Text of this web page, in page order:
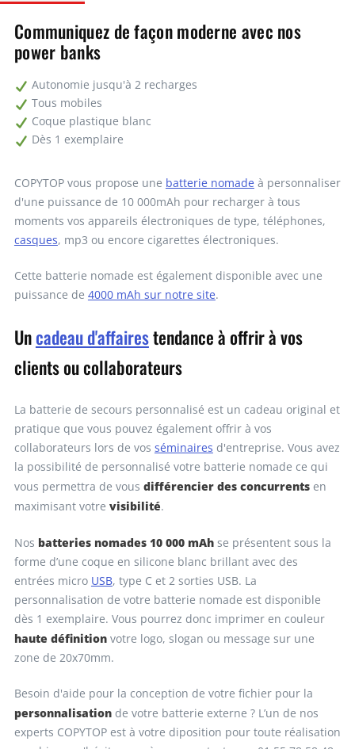
50
75
100
Demandez un devis
Communiquez de façon moderne avec nos
power banks
Autonomie jusqu'à 2 recharges
Tous mobiles
Coque plastique blanc
Dès 1 exemplaire
COPYTOP vous propose une batterie nomade à personnaliser
d'une puissance de 10 000mAh pour recharger à tous
moments vos appareils électroniques de type, téléphones,
casques, mp3 ou encore cigarettes électroniques.
Cette batterie nomade est également disponible avec une
puissance de 4000 mAh sur notre site.
Uncadeau d'affairestendance à offrir à vos
clients ou collaborateurs
La batterie de secours personnalisé est un cadeau original et
pratique que vous pouvez également offrir à vos
collaborateurs lors de vos séminaires d'entreprise. Vous avez
la possibilité de personnalisé votre batterie nomade ce qui
vous permettra de vous différencier des concurrents en
maximisant votre visibilité.
Nos batteries nomades 10 000 mAhse présentent sous la
forme d’une coque en silicone blanc brillant avec des
entrées micro USB, type C et 2 sorties USB. La
personnalisation de votre batterie nomade est disponible
dès 1 exemplaire. Vous pourrez donc imprimer en couleur
haute définition votre logo, slogan ou message sur une
zone de 20x70mm.
Besoin d'aide pour la conception de votre fichier pour la
personnalisation de votre batterie externe ? L’un de nos
experts COPYTOP est à votre diposition pour toute réalisation